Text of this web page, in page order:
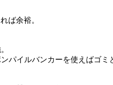
ば余裕。
パイルバンカーを使えばゴミ